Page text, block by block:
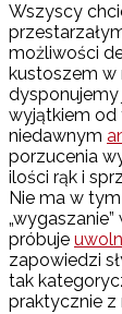
Wszyscy
możliwości
kustoszem w
dysponujemy
wyjątkiem od
niedawnym
porzucenia
ilości rąk i
Nie ma w
próbuje
zapowiedzi
tak
praktycznie z